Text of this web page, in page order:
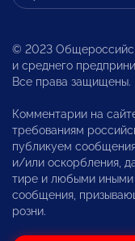
© 2023
и среднего
Все права защищены.
Комментарии на
требованиям
публикуем
и/или оскорбления,
тире и любыми иными
сообщения,
розни.